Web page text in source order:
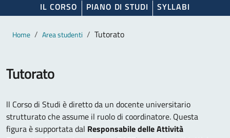
IL CORSO PIANO DI STUDI SYLLABI
Contenuto principale
Breadcrumb
Home Area studenti Tutorato
Tutorato
ll Corso di Studi è diretto da un docente universitario
strutturato che assume il ruolo di coordinatore. Questa
figura è supportata dal Responsabile delle Attività